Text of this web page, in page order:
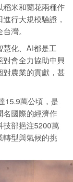
稻米和蘭花兩種作
行大規模驗證，
灣。
慧化、AI都是工
對會全力協助中興
對農業的貢獻，甚
15.9萬公頃，是
名國際的經濟作
技部挹注5200萬
轉型與氣候的挑